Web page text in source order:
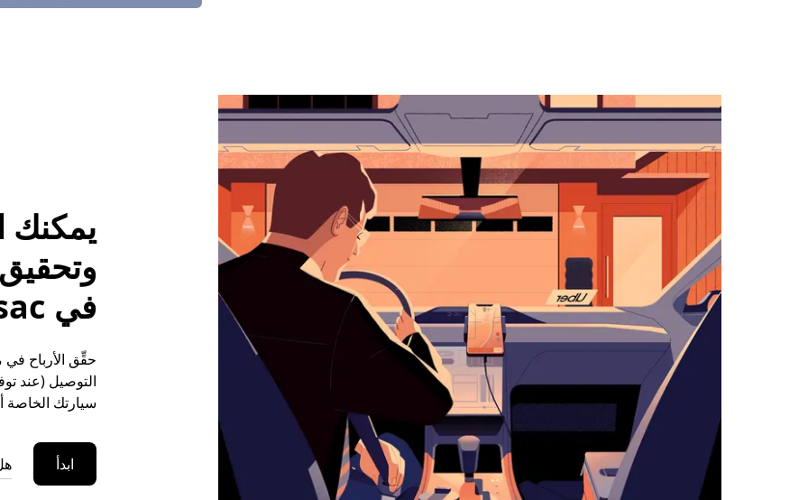
اضغط
زر
الخروج
لإغلاق
التقويم.
يمكنك
في Fronsac
التوصيل (عند
سيارتك الخاصة
ابدأ